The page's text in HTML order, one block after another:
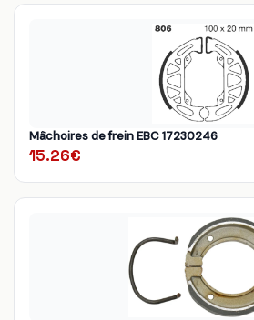
Mâchoires de frein EBC 17230246
15.26€